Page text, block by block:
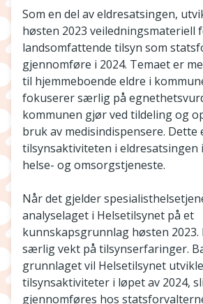
Som en del av eldresatsingen,
høsten 2023 veiledningsmateriell
landsomfattende tilsyn som
gjennomføre i 2024. Temaet er
til hjemmeboende eldre i
fokuserer særlig på
kommunen gjør ved tildeling og
bruk av medisindispensere. Dette
tilsynsaktiviteten i eldresatsingen
helse- og omsorgstjeneste.
Når det gjelder
analyselaget i Helsetilsynet på et
kunnskapsgrunnlag høsten 2023.
særlig vekt på tilsynserfaringer.
grunnlaget vil Helsetilsynet utvikle
tilsynsaktiviteter i løpet av 2024,
gjennomføres hos